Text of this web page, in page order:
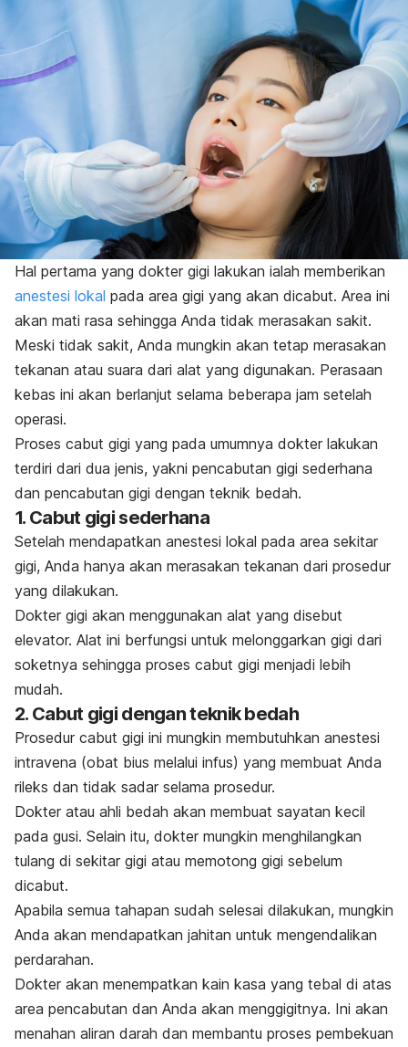
Hal pertama yang dokter gigi lakukan ialah memberikan
anestesi lokal pada area gigi yang akan dicabut. Area ini
akan mati rasa sehingga Anda tidak merasakan sakit.
Meski tidak sakit, Anda mungkin akan tetap merasakan
tekanan atau suara dari alat yang digunakan. Perasaan
kebas ini akan berlanjut selama beberapa jam setelah
operasi.
Proses cabut gigi yang pada umumnya dokter lakukan
terdiri dari dua jenis, yakni pencabutan gigi sederhana
dan pencabutan gigi dengan teknik bedah.
1. Cabut gigi sederhana
Setelah mendapatkan anestesi lokal pada area sekitar
gigi, Anda hanya akan merasakan tekanan dari prosedur
yang dilakukan.
Dokter gigi akan menggunakan alat yang disebut
elevator. Alat ini berfungsi untuk melonggarkan gigi dari
soketnya sehingga proses cabut gigi menjadi lebih
mudah.
2. Cabut gigi dengan teknik bedah
Prosedur cabut gigi ini mungkin membutuhkan anestesi
intravena (obat bius melalui infus) yang membuat Anda
rileks dan tidak sadar selama prosedur.
Dokter atau ahli bedah akan membuat sayatan kecil
pada gusi. Selain itu, dokter mungkin menghilangkan
tulang di sekitar gigi atau memotong gigi sebelum
dicabut.
Apabila semua tahapan sudah selesai dilakukan, mungkin
Anda akan mendapatkan jahitan untuk mengendalikan
perdarahan.
Dokter akan menempatkan kain kasa yang tebal di atas
area pencabutan dan Anda akan menggigitnya. Ini akan
menahan aliran darah dan membantu proses pembekuan